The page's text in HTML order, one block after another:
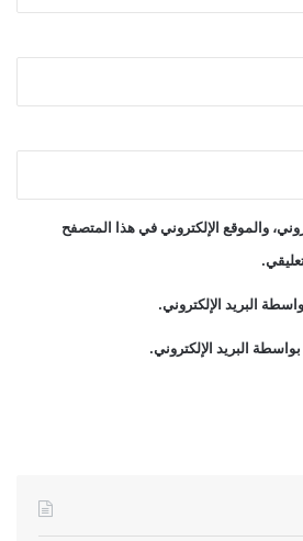
والموقع الإلكتروني في هذا المتصفح
البريد الإلكتروني.
البريد الإلكتروني.